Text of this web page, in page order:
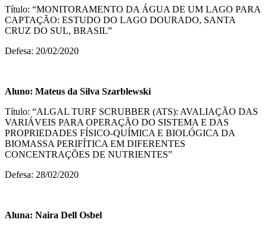
Título: “MONITORAMENTO DA ÁGUA DE UM LAGO PARA
CAPTAÇÃO: ESTUDO DO LAGO DOURADO, SANTA
CRUZ DO SUL, BRASIL”
Defesa: 20/02/2020
Aluno: Mateus da Silva Szarblewski
Título: “ALGAL TURF SCRUBBER (ATS): AVALIAÇÃO DAS
VARIÁVEIS PARA OPERAÇÃO DO SISTEMA E DAS
PROPRIEDADES FÍSICO-QUÍMICA E BIOLÓGICA DA
BIOMASSA PERIFÍTICA EM DIFERENTES
CONCENTRAÇÕES DE NUTRIENTES”
Defesa: 28/02/2020
Aluna: Naira Dell Osbel